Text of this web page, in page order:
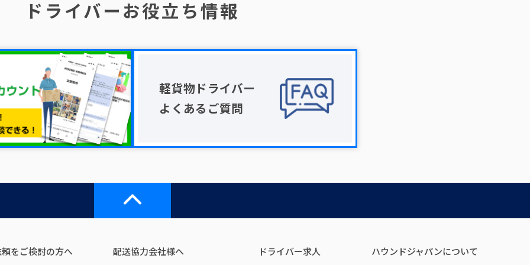
ドライバーお役立ち情報
軽貨物ドライバー
よくあるご質問
をご検討の方へ 配送協力会社様へ ドライバー求人 ハウンドジャパンについて